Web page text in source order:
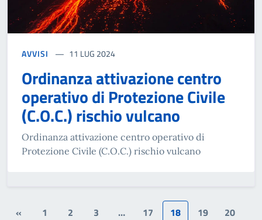
AVVISI 11 LUG 2024
Ordinanza attivazione centro
operativo di Protezione Civile
(C.O.C.) rischio vulcano
Ordinanza attivazione centro operativo di
Protezione Civile (C.O.C.) rischio vulcano
« 1 2 3 … 17 18 19
20